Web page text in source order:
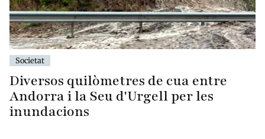
Societat
Diversos quilòmetres de cua entre
Andorra i la Seu d'Urgell per les
inundacions